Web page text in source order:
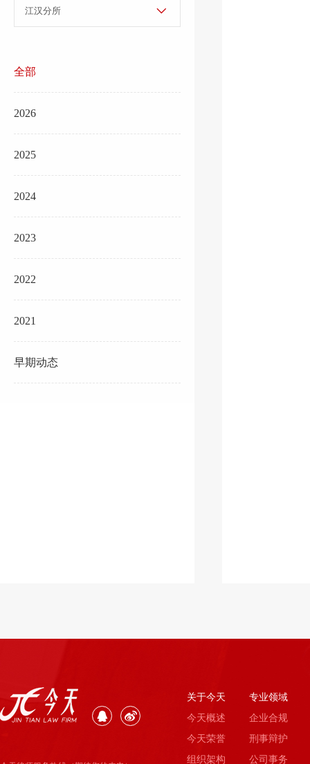
全部
2026
2025
2024
2023
2022
2021
早期动态
关于今天
今天概述
今天荣誉
组织架构
专业领域
企业合规
刑事辩护
公司事务